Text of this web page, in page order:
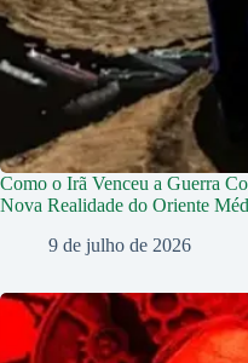
Como o Irã Venceu a Guerra
Nova Realidade do Oriente
9 de julho de 2026